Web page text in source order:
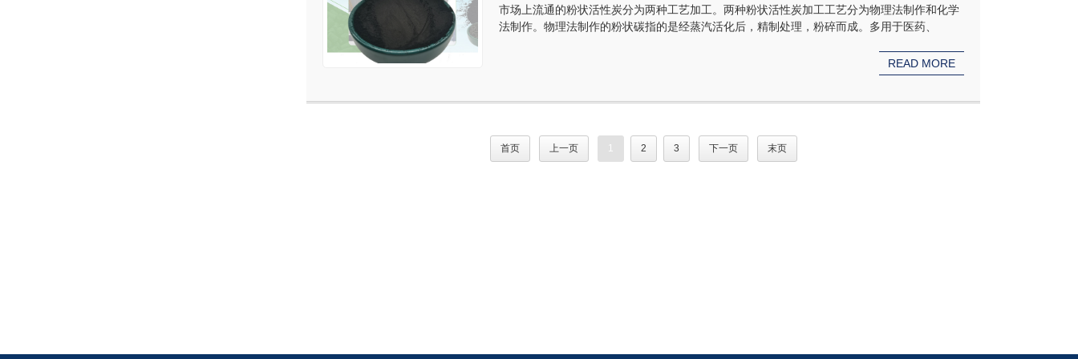
市场上流通的粉状活性炭分为两种工艺加工。两种粉状活性炭加工工艺分为物理法制作和化学
法制作。物理法制作的粉状碳指的是经蒸汽活化后，精制处理，粉碎而成。多用于医药、
READ MORE
首页 上一页 1 2 3 下一页 末页